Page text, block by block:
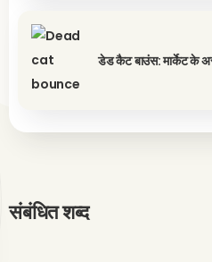
डेड कैट बाउंस: मार्केट के
संबंधित शब्द